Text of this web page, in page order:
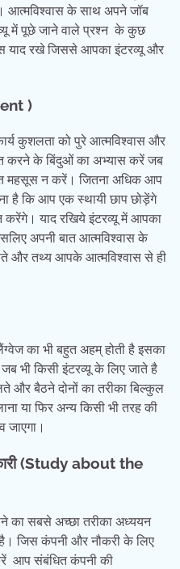
आत्मविश्वास के साथ अपने जॉब
में पूछे जाने वाले प्रश्न के कुछ
याद रखे जिससे आपका इंटरव्यू और
)
कुशलता को पुरे आत्मविश्वास और
करने के बिंदुओं का अभ्यास करें जब
महसूस न करें। जितना अधिक आप
है कि आप एक स्थायी छाप छोड़ेंगे
करेंगे। याद रखिये इंटरव्यू में आपका
अपनी बात आत्मविश्वास के
और तथ्य आपके आत्मविश्वास से ही
का भी बहुत अहम् होती है इसका
भी किसी इंटरव्यू के लिए जाते है
और बैठने दोनों का तरीका बिल्कुल
या फिर अन्य किसी भी तरह की
जाएगा।
(Study about the
का सबसे अच्छा तरीका अध्ययन
जिस कंपनी और नौकरी के लिए
आप संबंधित कंपनी की